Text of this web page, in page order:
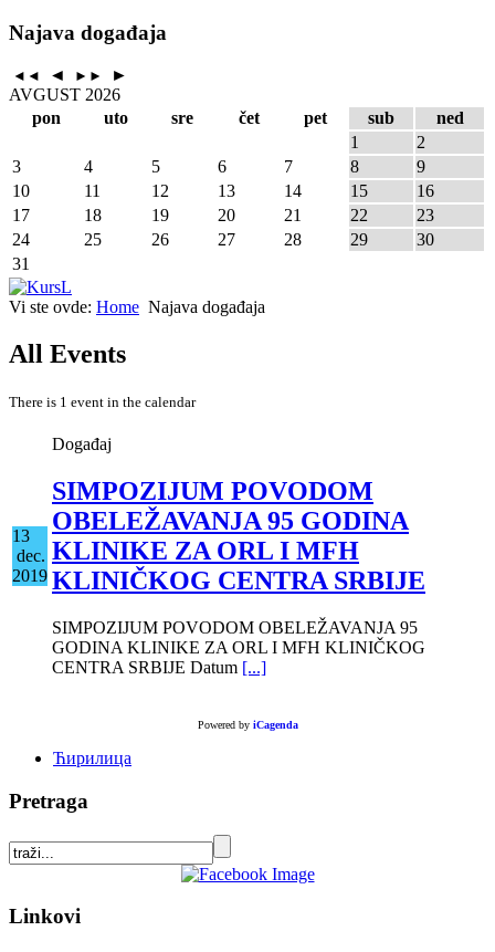
Najava događaja
◄◄ ◄ ►►
►
AVGUST 2026
pon
uto sre čet pet sub
ned
1
2
3
4 5 6 7 8
9
10
11 12 13 14 15
16
17
18 19 20 21 22
23
24
25 26 27 28 29
30
31
Vi ste ovde: Home Najava događaja
All Events
There is 1 event in the calendar
13
dec.
2019
Događaj
SIMPOZIJUM POVODOM
OBELEŽAVANJA 95 GODINA
KLINIKE ZA ORL I MFH
KLINIČKOG CENTRA SRBIJE
SIMPOZIJUM POVODOM OBELEŽAVANJA 95
GODINA KLINIKE ZA ORL I MFH KLINIČKOG
CENTRA SRBIJE Datum [...]
Powered by iCagenda
Ћирилица
Pretraga
Linkovi